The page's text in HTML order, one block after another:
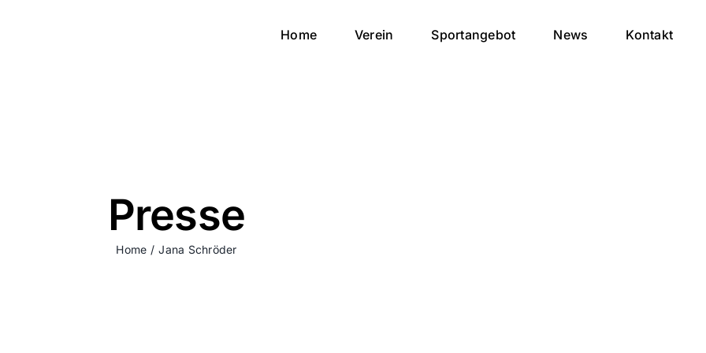
Home Verein Sportangebot News Kontakt
Presse
Home Jana Schröder